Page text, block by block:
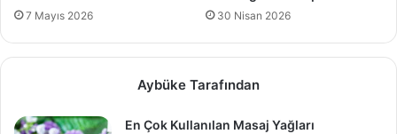
7 Mayıs 2026 30 Nisan 2026
Aybüke Tarafından
En Çok Kullanılan Masaj Yağları